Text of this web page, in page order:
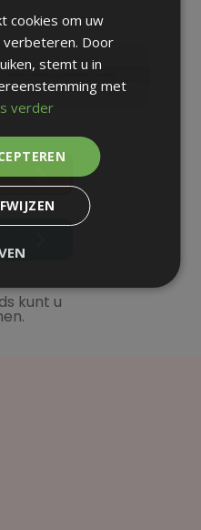
kunt u
cookies om uw
Door
stemt u in
met
verder